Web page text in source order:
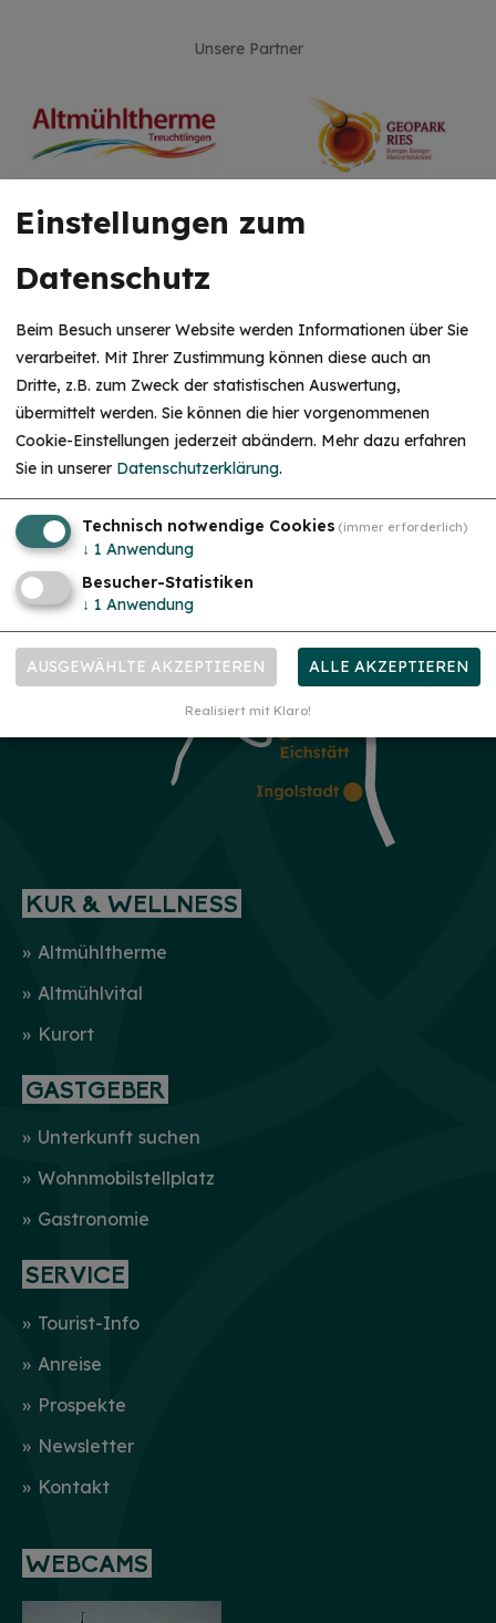
Unsere Partner
KUR & WELLNESS
Altmühltherme
Altmühlvital
Kurort
GASTGEBER
Unterkunft suchen
Wohnmobilstellplatz
Gastronomie
SERVICE
Tourist-Info
Anreise
Prospekte
Newsletter
Kontakt
WEBCAMS
mehr
Einstellungen zum
Datenschutz
Beim Besuch unserer Website werden Informationen über Sie
verarbeitet. Mit Ihrer Zustimmung können diese auch an
Dritte, z.B. zum Zweck der statistischen Auswertung,
übermittelt werden. Sie können die hier vorgenommenen
Cookie-Einstellungen jederzeit abändern. Mehr dazu erfahren
Sie in unserer Datenschutzerklärung.
Technisch notwendige Cookies (immer erforderlich)
↓ 1 Anwendung
Besucher-Statistiken
↓ 1 Anwendung
AUSGEWÄHLTE AKZEPTIEREN ALLE AKZEPTIEREN
Realisiert mit Klaro!